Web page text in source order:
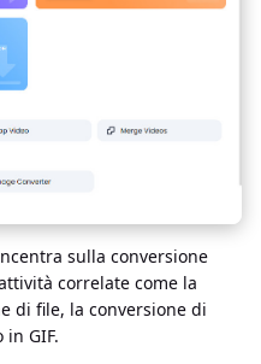
sulla conversione
correlate come la
di file, la conversione di
GIF.